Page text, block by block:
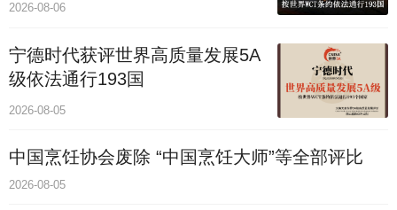
2026-08-06
宁德时代获评世界高质量发展5A
级依法通行193国
2026-08-05
中国烹饪协会废除 “中国烹饪大师”等全部评比
2026-08-05